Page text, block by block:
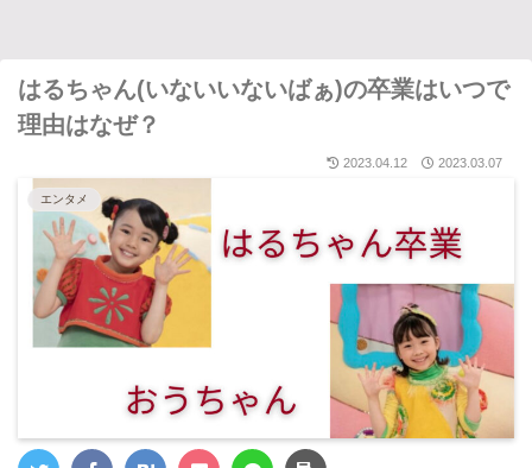
はるちゃん(いないいないばぁ)の卒業はいつで
理由はなぜ？
2023.04.12 2023.03.07
エンタメ